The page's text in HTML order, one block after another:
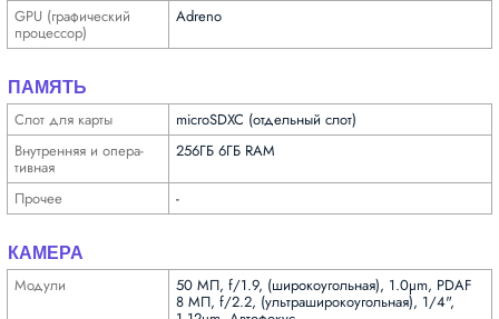
GPU (графи­ческий
процес­сор)
Adreno
ПАМЯТЬ
Слот для карты
microSDXC (отдельный слот)
Внутрен­няя и опера­
тивная
256ГБ 6ГБ RAM
Прочее -
КАМЕРА
Модули 50 МП, f/1.9, (широкоугольная), 1.0µm, PDAF
8 МП, f/2.2, (ультра­широкоугольная), 1/4",